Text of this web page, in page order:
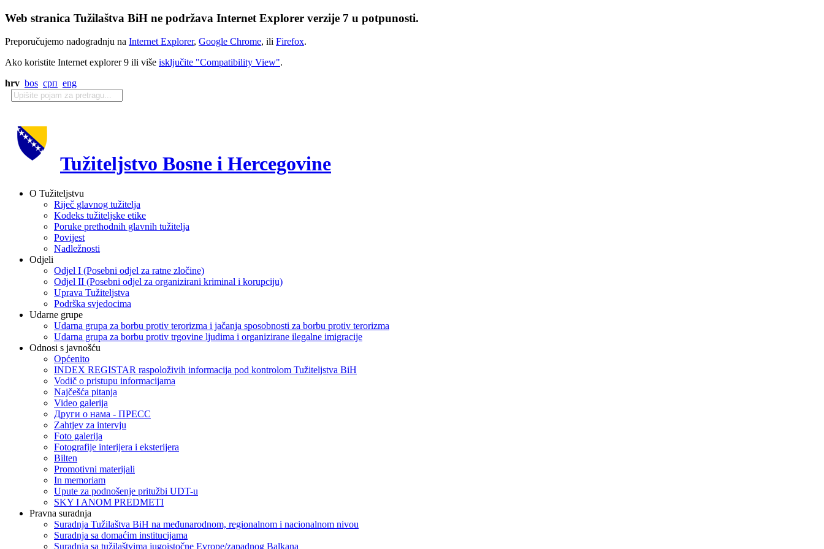
Web stranica Tužilaštva BiH ne podržava Internet Explorer verzije 7 u potpunosti.
Preporučujemo nadogradnju na Internet Explorer, Google Chrome, ili Firefox.
Ako koristite Internet explorer 9 ili više isključite "Compatibility View".
hrv bos срп eng
Tužiteljstvo Bosne i Hercegovine
O Tužiteljstvu
Riječ glavnog tužitelja
Kodeks tužiteljske etike
Poruke prethodnih glavnih tužitelja
Povijest
Nadležnosti
Odjeli
Odjel I (Posebni odjel za ratne zločine)
Odjel II (Posebni odjel za organizirani kriminal i korupciju)
Uprava Tužiteljstva
Podrška svjedocima
Udarne grupe
Udarna grupa za borbu protiv terorizma i jačanja sposobnosti za borbu protiv terorizma
Udarna grupa za borbu protiv trgovine ljudima i organizirane ilegalne imigracije
Odnosi s javnošću
Općenito
INDEX REGISTAR raspoloživih informacija pod kontrolom Tužiteljstva BiH
Vodič o pristupu informacijama
Najčešća pitanja
Video galerija
Други о нама - ПРЕСC
Zahtjev za intervju
Foto galerija
Fotografije interijera i eksterijera
Bilten
Promotivni materijali
In memoriam
Upute za podnošenje pritužbi UDT-u
SKY I ANOM PREDMETI
Pravna suradnja
Suradnja Tužilaštva BiH na međunarodnom, regionalnom i nacionalnom nivou
Suradnja sa domaćim institucijama
Suradnja sa tužilaštvima jugoistočne Evrope/zapadnog Balkana